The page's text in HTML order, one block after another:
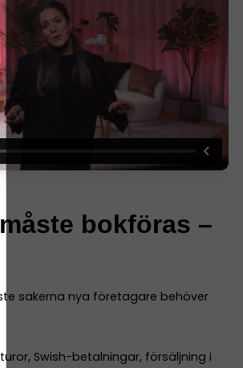
bokföras –
sakerna nya företagare behöver
Swish-betalningar, försäljning i